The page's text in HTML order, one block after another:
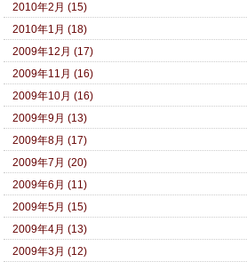
2010年2月 (15)
2010年1月 (18)
2009年12月 (17)
2009年11月 (16)
2009年10月 (16)
2009年9月 (13)
2009年8月 (17)
2009年7月 (20)
2009年6月 (11)
2009年5月 (15)
2009年4月 (13)
2009年3月 (12)